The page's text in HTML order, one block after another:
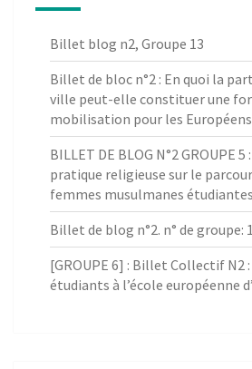
Billet blog n2, Groupe 13
Billet de bloc n°2 : En quoi la
ville peut-elle constituer une
mobilisation pour les
BILLET DE BLOG N°2 GROUPE 5
pratique religieuse sur le
femmes musulmanes
Billet de blog n°2. n° de groupe:
[GROUPE 6] : Billet Collectif N2
étudiants à l’école européenne